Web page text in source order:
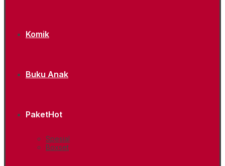
Komik
Buku Anak
PaketHot
Spesial
Boxset